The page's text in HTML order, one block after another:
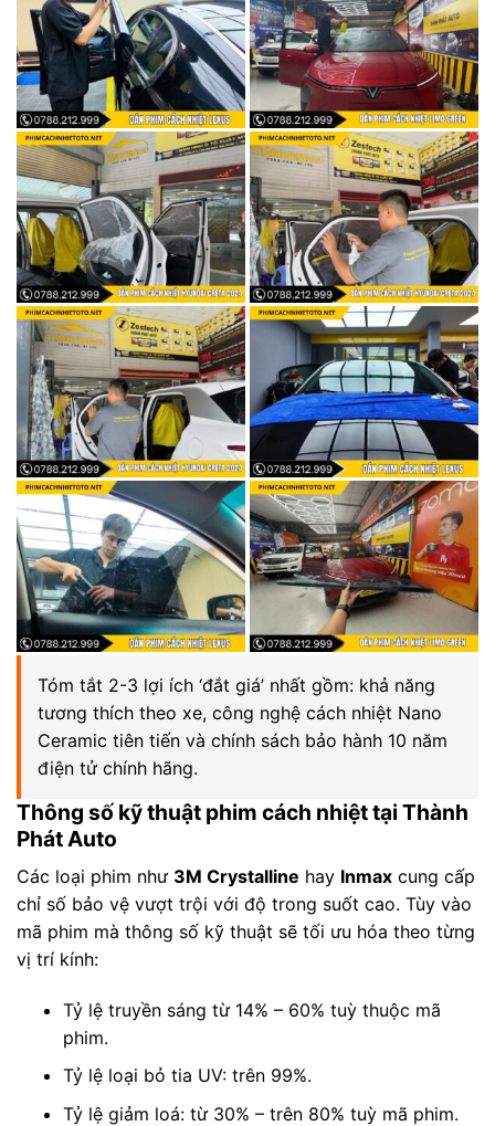
Tóm tắt 2-3 lợi ích ‘đắt giá’ nhất gồm: khả năng
tương thích theo xe, công nghệ cách nhiệt Nano
Ceramic tiên tiến và chính sách bảo hành 10 năm
điện tử chính hãng.
Thông số kỹ thuật phim cách nhiệt tại Thành
Phát Auto
Các loại phim như 3M Crystalline hay Inmax cung cấp
chỉ số bảo vệ vượt trội với độ trong suốt cao. Tùy vào
mã phim mà thông số kỹ thuật sẽ tối ưu hóa theo từng
vị trí kính:
Tỷ lệ truyền sáng từ 14% – 60% tuỳ thuộc mã
phim.
Tỷ lệ loại bỏ tia UV: trên 99%.
Tỷ lệ giảm loá: từ 30% – trên 80% tuỳ mã phim.